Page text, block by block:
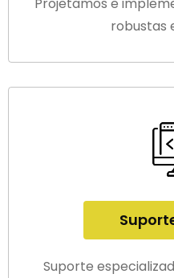
Projetamos e
robustas
Suporte